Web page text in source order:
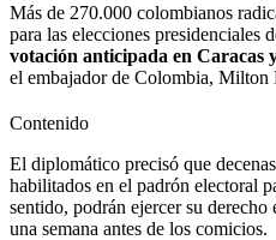
Más de 270.000 colombianos
para las elecciones presidenciales
votación anticipada en Caracas
el embajador de Colombia, Milton
Contenido
El diplomático precisó que
habilitados en el padrón electoral
sentido, podrán ejercer su derecho
una semana antes de los comicios.